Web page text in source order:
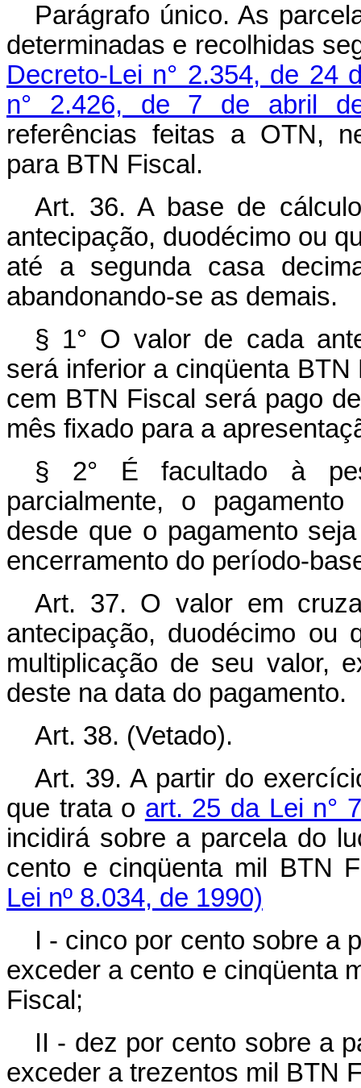
Parágrafo único. As
determinadas e recolhidas
Decreto-Lei n° 2.354, de 24
n° 2.426, de 7 de abril
referências feitas a OTN,
para BTN Fiscal.
Art. 36. A base de
antecipação, duodécimo ou
até a segunda casa
abandonando-se as demais.
§ 1° O valor de cada
será inferior a cinqüenta
cem BTN Fiscal será pago
mês fixado para a
§ 2° É facultado à
parcialmente, o
desde que o pagamento
encerramento do período-
Art. 37. O valor em
antecipação, duodécimo ou
multiplicação de seu valor,
deste na data do pagamento.
Art. 38. (Vetado).
Art. 39. A partir do
que trata o art. 25 da Lei n°
incidirá sobre a parcela do
cento e cinqüenta mil BTN
Lei nº 8.034, de 1990)
I - cinco por cento sobre a
exceder a cento e cinqüenta
Fiscal;
II - dez por cento sobre a
exceder a trezentos mil BTN